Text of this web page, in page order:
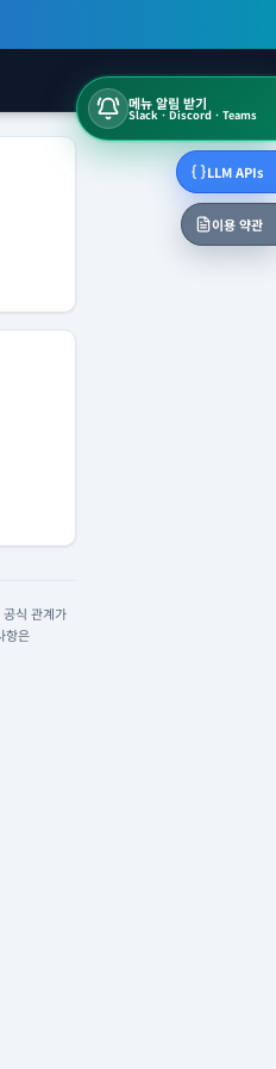
메뉴 알림 받기
Slack · Discord · Teams
LLM APIs
이용 약관
식 관계가
항은